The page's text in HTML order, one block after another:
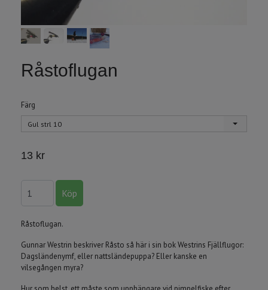
Råstoflugan
Färg
Gul strl 10
13 kr
Råstoflugan.
Gunnar Westrin beskriver Råsto så här i sin bok Westrins Fjällflugor:
Dagsländenymf, eller nattsländepuppa? Eller kanske en
vilsegången myra?